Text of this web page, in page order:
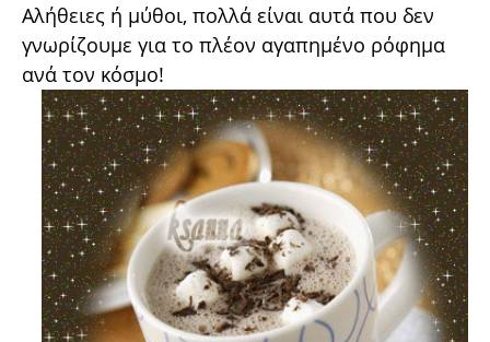
Αλήθειες ή μύθοι, πολλά είναι αυτά που δεν
γνωρίζουμε για το πλέον αγαπημένο ρόφημα
ανά τον κόσμο!